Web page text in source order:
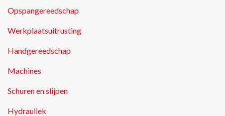
Opspangereedschap
Werkplaatsuitrusting
Handgereedschap
Machines
Schuren en slijpen
Hydrauliek